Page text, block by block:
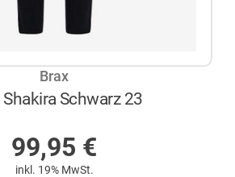
Brax
Shakira Schwarz 23
99,95 €
inkl. 19% MwSt.